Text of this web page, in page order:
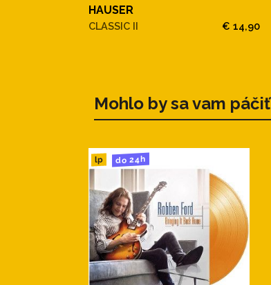
HAUSER
CLASSIC II € 14,90
Mohlo by sa vam páčiť
lp do 24h